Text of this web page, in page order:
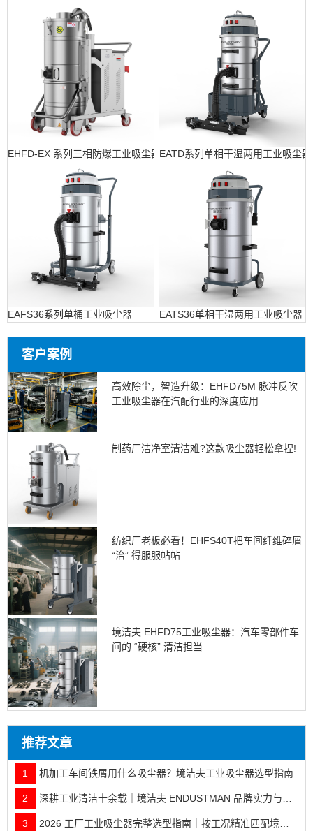
EHFD-EX 系列三相防爆工业吸尘器EATD系列单相干湿两用工业吸尘器
EAFS36系列单桶工业吸尘器 EATS36单相干湿两用工业吸尘器
客户案例
高效除尘，智造升级：EHFD75M 脉冲反吹
工业吸尘器在汽配行业的深度应用
制药厂洁净室清洁难?这款吸尘器轻松拿捏!
纺织厂老板必看！EHFS40T把车间纤维碎屑
“治” 得服服帖帖
境洁夫 EHFD75工业吸尘器：汽车零部件车
间的 “硬核” 清洁担当
推荐文章
1 机加工车间铁屑用什么吸尘器？境洁夫工业吸尘器选型指南
2 深耕工业清洁十余载｜境洁夫 ENDUSTMAN 品牌实力与全行业落地案例
3 2026 工厂工业吸尘器完整选型指南｜按工况精准匹配境洁夫全系机型